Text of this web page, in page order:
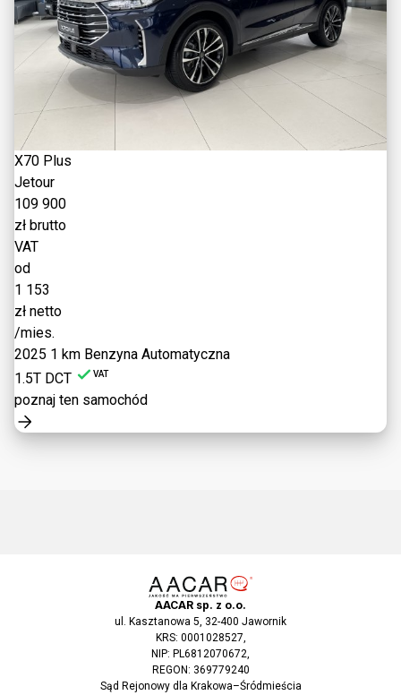
X70 Plus
Jetour
109 900
zł brutto
VAT
od
1 153
zł netto
/mies.
2025 1 km Benzyna Automatyczna
1.5T DCT
VAT
poznaj ten samochód
AACAR sp. z o.o.
ul. Kasztanowa 5, 32-400 Jawornik
KRS: 0001028527,
NIP: PL6812070672,
REGON: 369779240
Sąd Rejonowy dla Krakowa–Śródmieścia